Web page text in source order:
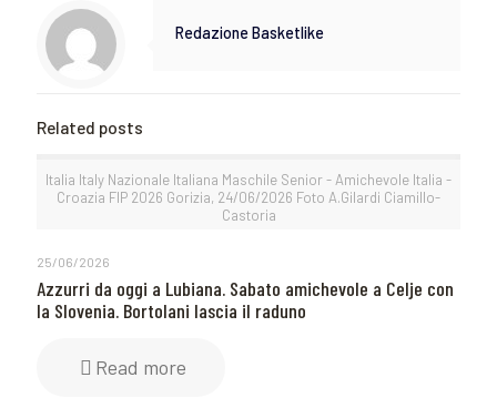
Redazione Basketlike
Related posts
Italia Italy Nazionale Italiana Maschile Senior - Amichevole Italia -
Croazia FIP 2026 Gorizia, 24/06/2026 Foto A.Gilardi Ciamillo-
Castoria
25/06/2026
Azzurri da oggi a Lubiana. Sabato amichevole a Celje con
la Slovenia. Bortolani lascia il raduno
Read more